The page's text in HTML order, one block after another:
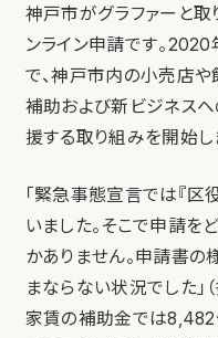
神戸市がグラファーと
ンライン申請です。
で、神戸市内の小売店
補助および新ビジネス
援する取り組みを開始し
「緊急事態宣言では『区
いました。そこで申請を
かありません。申請書
まならない状況でした」
家賃の補助金では8,482